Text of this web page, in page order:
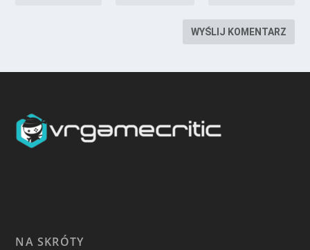
NA SKRÓTY